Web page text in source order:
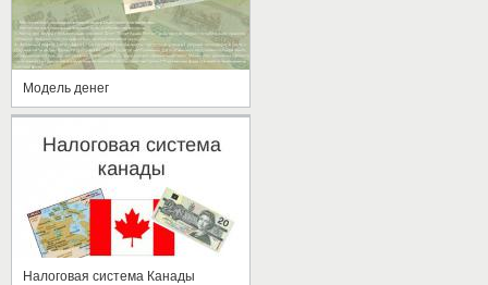
Модель денег
Налоговая система Канады